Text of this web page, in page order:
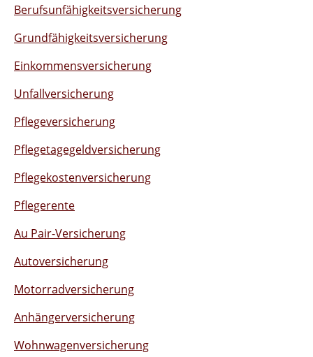
Berufsunfähigkeitsversicherung
Grundfähigkeitsversicherung
Einkommensversicherung
Unfallversicherung
Pflegeversicherung
Pflegetagegeldversicherung
Pflegekostenversicherung
Pflegerente
Au Pair-Versicherung
Autoversicherung
Motorradversicherung
Anhängerversicherung
Wohnwagenversicherung